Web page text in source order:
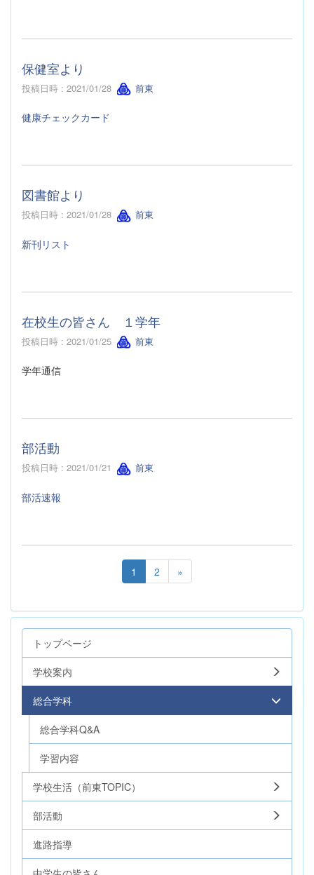
保健室より
投稿日時 : 2021/01/28 前東
健康チェックカード
図書館より
投稿日時 : 2021/01/28 前東
新刊リスト
在校生の皆さん １学年
投稿日時 : 2021/01/25 前東
学年通信
部活動
投稿日時 : 2021/01/21 前東
部活速報
1 2 »
トップページ
学校案内
総合学科
総合学科Q&A
学習内容
学校生活（前東TOPIC）
部活動
進路指導